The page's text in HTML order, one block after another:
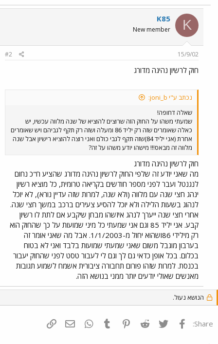
K
K85
New member
15/9/02
#2
חוק לרשיון נהיגה מדורג
נכתב ע"י joni_b:
שאלה דחופה!
שמעתי משהו על החוק הזה שרוצים להוציא של שנה מלווה עכשיו, יש
כאלה שאומרים שזה רק יליד 86 ומעלה ושזה רק תקף לגביהם ויש שאומרים
אחרת (אני יליד 84)שזה תקף לגבי כולם ואני רוצה להוציא רישיון אבל שנה
מלווה זה מבאס!!! מישהו יודע משהו על זה?
חוק לרשיון נהיגה מדורג
מה שאני יודע זה שלפי החוק לרשיון נהיגה מדורג שהציע ח"כ נחום
לנגנטל ועבר לפני מספר חודשים בקריאה טרומית, כל מוציא רשיון
ינהג חצי שנה עם מלווה (ולא שנה, למרות שזה עדיין נורא), לא יוכל
לנהוג בשעות הלילה ולא יוכל להסיע צעירים ברכב במשך חצי שנה.
אחרי חצי שנה ייערך לנהג איזשהו מבחן שיקבע אם לתת לו רשיון
קבע. אני יליד 85 וגם אני שמעתי כל מיני שמועות על כך שהחוק הוא
רק מילידי 86ושהוא יחול מ-1/1/2003. אבל מה שאני אומר זה
בערבון מוגבל משום שאני שמעתי שמועות בלבד ואני לא בטוח
בכלום. בכל אופן כדאי גם לך וגם לי לעבור טסט לפני שהחוק יעבור
בכנסת. למרות שזהו פורום תחבורה ציבורית אשמח לשמוע תגובות
מאנשים שאולי יודעים יותר ממני בנושא הזה.
הנושא נעול.
Share: פייסבוק Twitter
Reddit
Pinterest
Tumblr
WhatsAppדואר אלקטרוני